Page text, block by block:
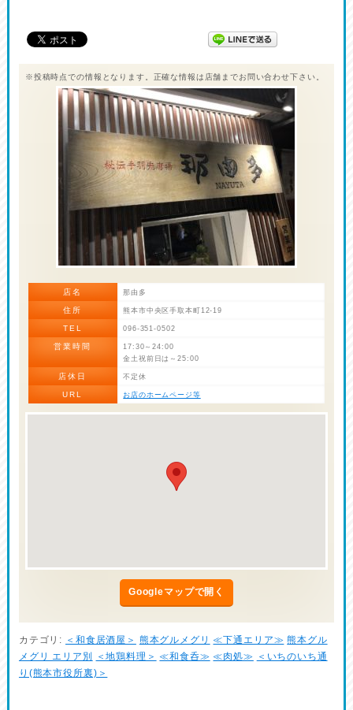
※投稿時点での情報となります。正確な情報は店舗までお問い合わせ下さい。
店名 那由多
住所 熊本市中央区手取本町12-19
TEL 096-351-0502
営業時間
17:30～24:00
金土祝前日は～25:00
店休日 不定休
URL お店のホームページ等
Googleマップで開く
カテゴリ: ＜和食居酒屋＞ 熊本グルメグリ ≪下通エリア≫ 熊本グル
メグリ エリア別
＜地鶏料理＞ ≪和食呑≫ ≪肉処≫
＜いちのいち通
り(熊本市役所裏)＞